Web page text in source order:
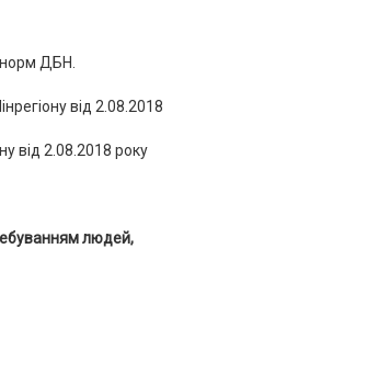
норм ДБН.
від 2.08.2018
від 2.08.2018 року
людей,